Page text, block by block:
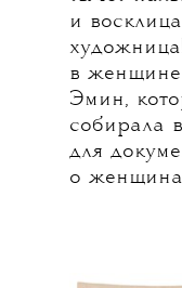
и
в женщине
Эмин,
собирала
для
о